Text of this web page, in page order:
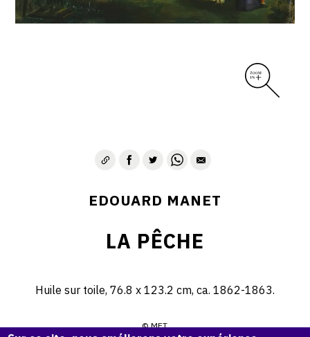
EDOUARD MANET
LA PÊCHE
Huile sur toile, 76.8 x 123.2 cm, ca. 1862-1863.
© MET